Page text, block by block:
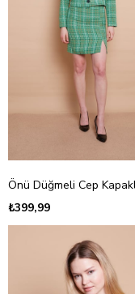
₺399,99